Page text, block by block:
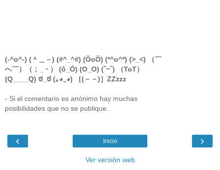
(-^o^-) (＾＿－) (#^_^#) (ÖoÖ) (*^o^*) (>_<) （￣
へ￣）（；_・） (ô_Ó) (O_O) (ˇ~ˇ) （ToT）
(Q____Q) ಠ_ಠ (｡◕‿◕) ［(－－)］ZZzzz
- Si el comentario es anónimo hay muchas
posibilidades que no se publique.
‹ ›
Inicio
Ver versión web